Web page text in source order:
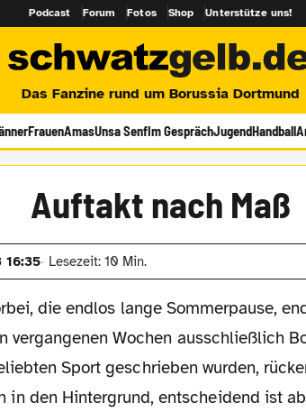
Podcast Forum Fotos Shop Unterstütze uns!
Das Fanzine rund um Borussia Dortmund
FrauenAmasUnsa SenfIm GesprächJugendHandball
Auftakt nach Maß
16:35 Lesezeit: 10 Min.
die endlos lange Sommerpause,
vergangenen Wochen ausschließlich
Sport geschrieben wurden,
in den Hintergrund, entscheidend ist